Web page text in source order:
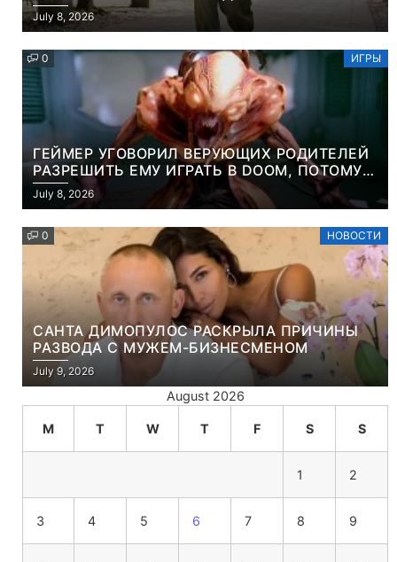
ПАРКИ И ЭЛЕГАНТНОГО ЖЕНСКОГО ПЛАЩА
July 8, 2026
0 ИГРЫ
ГЕЙМЕР УГОВОРИЛ ВЕРУЮЩИХ РОДИТЕЛЕЙ
РАЗРЕШИТЬ ЕМУ ИГРАТЬ В DOOM, ПОТОМУ
ЧТО ЭТО ХРИСТИАНСКАЯ ИГРА ПРО
УБИЙСТВО ДЕМОНОВ
July 8, 2026
0 НОВОСТИ
САНТА ДИМОПУЛОС РАСКРЫЛА ПРИЧИНЫ
РАЗВОДА С МУЖЕМ-БИЗНЕСМЕНОМ
July 9, 2026
August 2026
M T W T F S S
1 2
3 4 5 6 7 8 9